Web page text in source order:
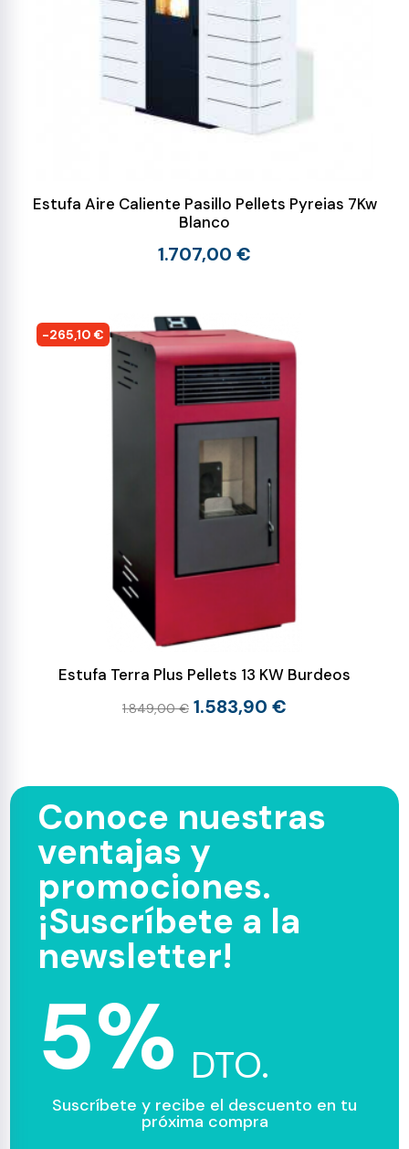
Estufa Aire Caliente Pasillo Pellets Pyreias 7Kw
Blanco
1.707,00 €
-265,10 €
Estufa Terra Plus Pellets 13 KW Burdeos
1.849,00 € 1.583,90 €
Conoce nuestras
ventajas y
promociones.
¡Suscríbete a la
newsletter!
5% DTO.
Suscríbete y recibe el descuento en tu
próxima compra